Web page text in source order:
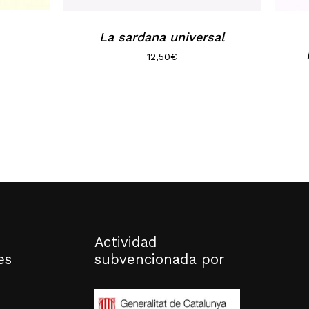
La sardana universal
12,50€
Actividad
subvencionada por